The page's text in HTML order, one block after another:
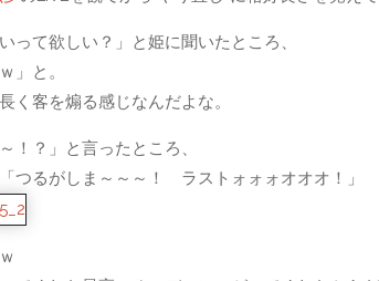
って欲しい？」と姫に聞いたところ、
」と。
く客を煽る感じなんだよな。
！？」と言ったところ、
つるがしま～～～！ ラストォォォオオオ！」